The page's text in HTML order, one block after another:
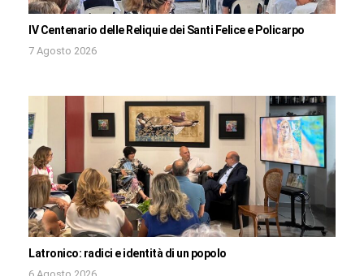
IV Centenario delle Reliquie dei Santi Felice e Policarpo
7 Agosto 2026
Latronico: radici e identità di un popolo